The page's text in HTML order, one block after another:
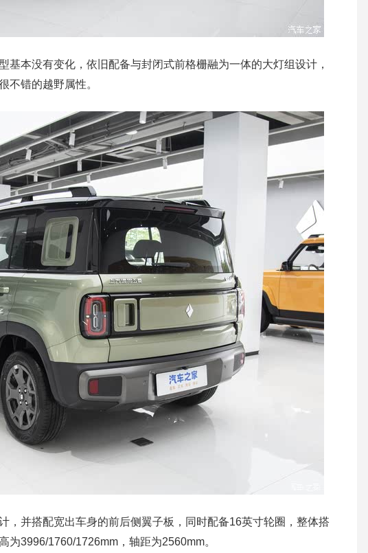
基本没有变化，依旧配备与封闭式前格栅融为一体的大灯组设计，
不错的越野属性。
，并搭配宽出车身的前后侧翼子板，同时配备16英寸轮圈，整体搭
为3996/1760/1726mm，轴距为2560mm。